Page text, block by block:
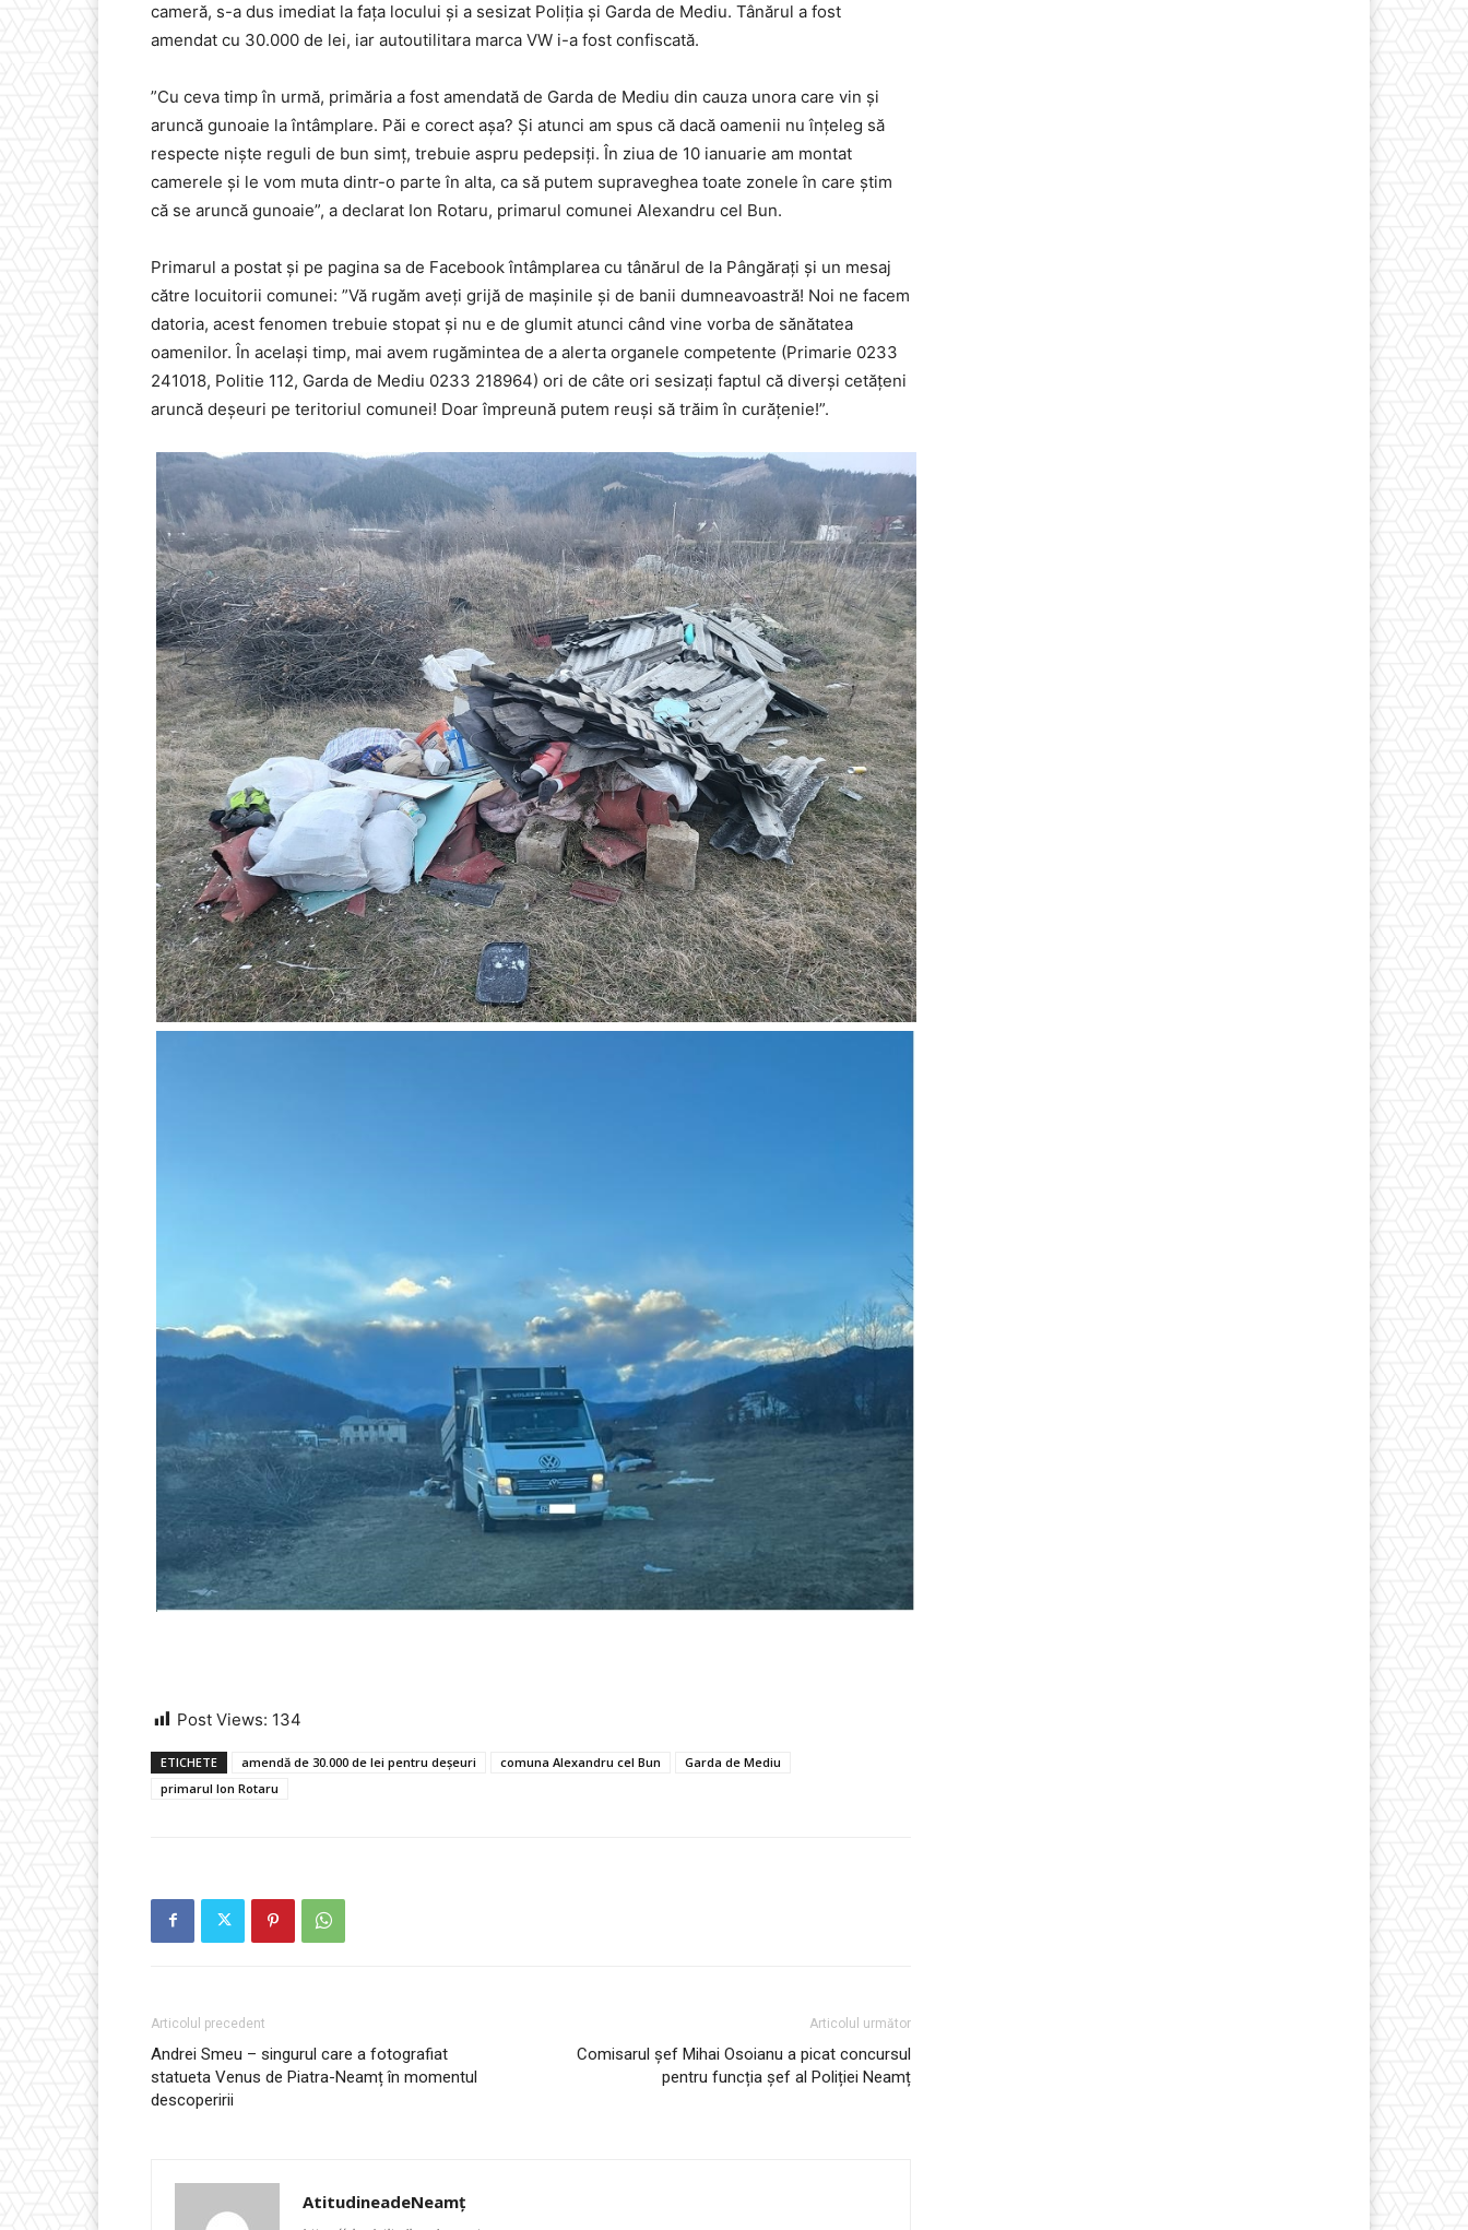
cameră, s-a dus imediat la fața locului și a sesizat Poliția și Garda de Mediu. Tânărul a fost
amendat cu 30.000 de lei, iar autoutilitara marca VW i-a fost confiscată.
”Cu ceva timp în urmă, primăria a fost amendată de Garda de Mediu din cauza unora care vin și
aruncă gunoaie la întâmplare. Păi e corect așa? Și atunci am spus că dacă oamenii nu înțeleg să
respecte niște reguli de bun simț, trebuie aspru pedepsiți. În ziua de 10 ianuarie am montat
camerele și le vom muta dintr-o parte în alta, ca să putem supraveghea toate zonele în care știm
că se aruncă gunoaie”, a declarat Ion Rotaru, primarul comunei Alexandru cel Bun.
Primarul a postat și pe pagina sa de Facebook întâmplarea cu tânărul de la Pângărați și un mesaj
către locuitorii comunei: ”Vă rugăm aveți grijă de mașinile și de banii dumneavoastră! Noi ne facem
datoria, acest fenomen trebuie stopat și nu e de glumit atunci când vine vorba de sănătatea
oamenilor. În același timp, mai avem rugămintea de a alerta organele competente (Primarie 0233
241018, Politie 112, Garda de Mediu 0233 218964) ori de câte ori sesizați faptul că diverși cetățeni
aruncă deșeuri pe teritoriul comunei! Doar împreună putem reuși să trăim în curățenie!”.
Post Views: 134
ETICHETE amendă de 30.000 de lei pentru deșeuri comuna Alexandru cel Bun
Garda de Mediu
primarul Ion Rotaru
Articolul precedent
Andrei Smeu – singurul care a fotografiat
statueta Venus de Piatra-Neamț în momentul
descoperirii
Articolul următor
Comisarul șef Mihai Osoianu a picat concursul
pentru funcția șef al Poliției Neamț
AtitudineadeNeamț